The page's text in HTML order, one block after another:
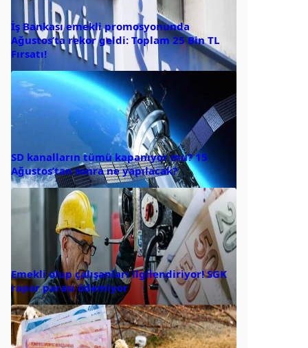
İş Bankası emekli promosyonunda
Ağustos’ta rekor geldi: Toplam 25 Bin TL
Fırsatı!
SD kanalların tümü kapanıyor mu? 15
Ağustos’tan sonra ne yapılacak?
Emekli olup çalışanları ilgilendiriyor! SGK
rapor parası ödemiyor